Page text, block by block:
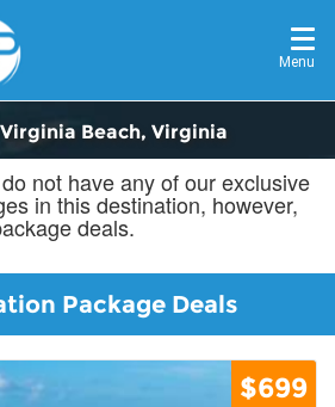
Menu
Virginia Beach, Virginia
not have any of our exclusive
in this destination, however,
deals.
Package Deals
$699